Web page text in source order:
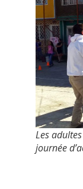
Les
journée